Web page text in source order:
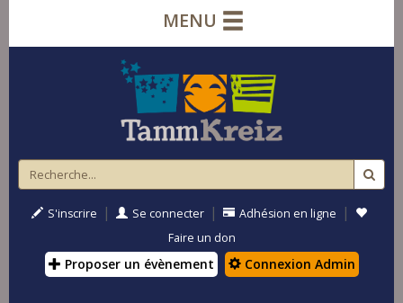
MENU
S'inscrire | Se connecter | Adhésion en ligne |
Faire un don
Proposer un évènement Connexion Admin